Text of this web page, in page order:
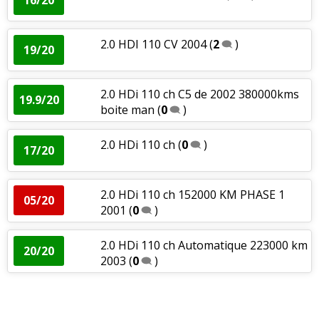
19/20 2.0 HDI 110 CV 2004(2 )
19.9/20
2.0 HDi 110 ch C5 de 2002 380000kms
boite man (0 )
17/20 2.0 HDi 110 ch (0 )
05/20
2.0 HDi 110 ch 152000 KM PHASE 1
2001 (0 )
20/20
2.0 HDi 110 ch Automatique 223000 km
2003 (0 )